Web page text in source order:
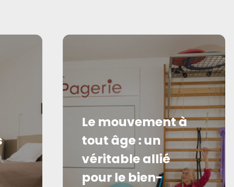
Le mouvement à
tout âge : un
véritable allié
pour le bien-